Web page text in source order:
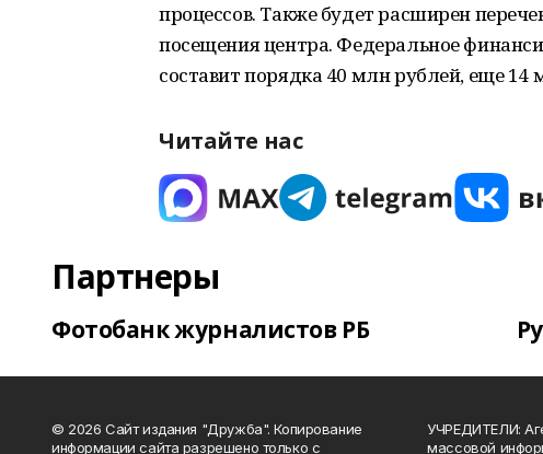
процессов. Также будет расширен
посещения центра. Федеральное
составит порядка 40 млн рублей, еще
Читайте нас
Партнеры
Фотобанк журналистов РБ
© 2026 Сайт издания "Дружба". Копирование
информации сайта разрешено только с
УЧРЕДИТЕЛИ:
массовой